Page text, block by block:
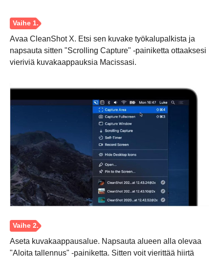
Vaihe 3.
Vaihe 4.
Avaa CleanShot X. Etsi sen kuvake työkalupalkista ja
napsauta sitten "Scrolling Capture" -painiketta ottaaksesi
vieriviä kuvakaappauksia Macissasi.
Aseta kuvakaappausalue. Napsauta alueen alla olevaa
"Aloita tallennus" -painiketta. Sitten voit vierittää hiirtä